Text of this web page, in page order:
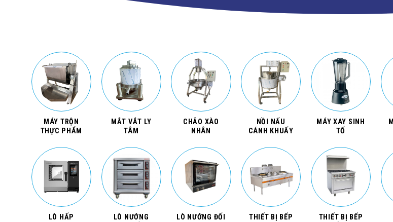
MÁY TRỘN
THỰC PHẨM
MẮT VẮT LY
TÂM
CHẢO XÀO
NHÂN
NỒI NẤU
CÁNH KHUẤY
MÁY XAY SINH
TỐ
LÒ HẤP
LÒ NƯỚNG
LÒ NƯỚNG ĐỐI
THIẾT BỊ BẾP
THIẾT BỊ BẾP